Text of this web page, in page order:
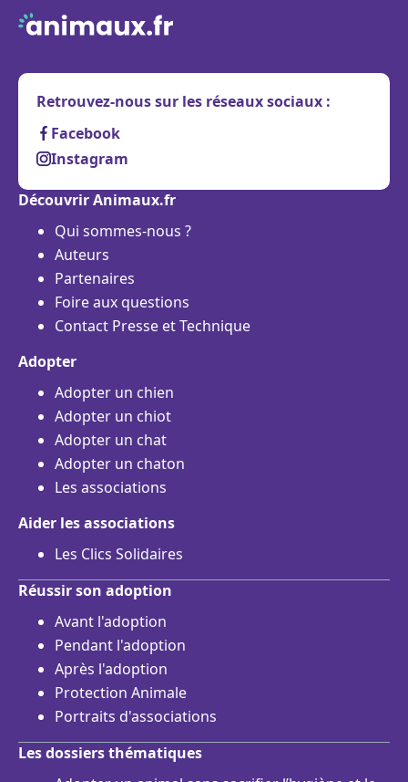
Retrouvez-nous sur les réseaux sociaux :
Facebook
Instagram
Découvrir Animaux.fr
Qui sommes-nous ?
Auteurs
Partenaires
Foire aux questions
Contact Presse et Technique
Adopter
Adopter un chien
Adopter un chiot
Adopter un chat
Adopter un chaton
Les associations
Aider les associations
Les Clics Solidaires
Réussir son adoption
Avant l'adoption
Pendant l'adoption
Après l'adoption
Protection Animale
Portraits d'associations
Les dossiers thématiques